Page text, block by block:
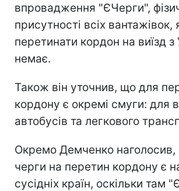
впровадження "ЄЧерги",
присутності всіх вантажівок,
перетинати кордон на виїзд з
немає.
Також він уточнив, що для
кордону є окремі смуги: для
автобусів та легкового
Окремо Демченко наголосив,
черги на перетин кордону є
сусідніх країн, оскільки там